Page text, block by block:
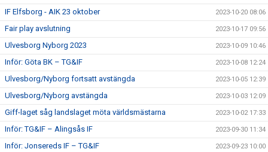
IF Elfsborg - AIK 23 oktober 2023-10-20 08:06
Fair play avslutning 2023-10-17 09:56
Ulvesborg Nyborg 2023 2023-10-09 10:46
Inför: Göta BK – TG&IF 2023-10-08 12:24
Ulvesborg/Nyborg fortsatt avstängda 2023-10-05 12:39
Ulvesborg/Nyborg avstängda 2023-10-03 12:09
Giff-laget såg landslaget möta världsmästarna 2023-10-02 17:33
Inför: TG&IF – Alingsås IF 2023-09-30 11:34
Inför: Jonsereds IF – TG&IF 2023-09-23 10:00